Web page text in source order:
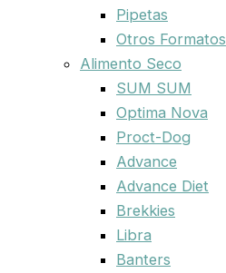
Pipetas
Otros Formatos
Alimento Seco
SUM SUM
Optima Nova
Proct-Dog
Advance
Advance Diet
Brekkies
Libra
Banters